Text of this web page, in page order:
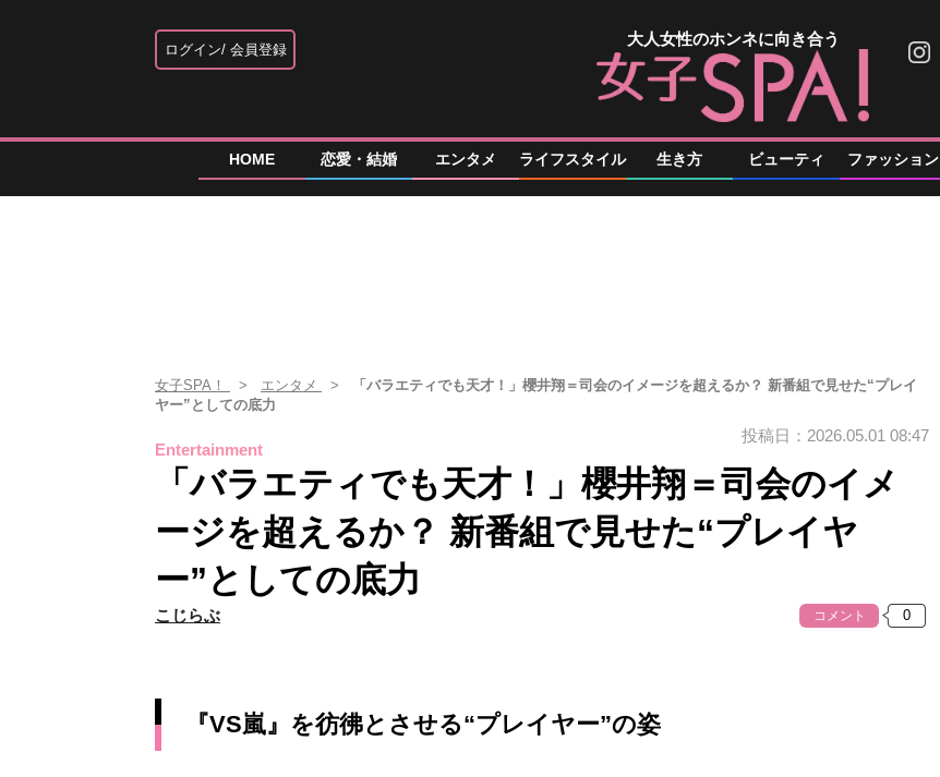
ログイン 会員登録
大人女性のホンネに向き合う
HOME 恋愛・結婚 エンタメ ライフスタイル 生き方 ビューティ ファッション
女子SPA！ エンタメ
「バラエティでも天才！」櫻井翔＝司会のイメージを超えるか？ 新番組で見せた“プレイ
ヤー”としての底力
Entertainment
投稿日：2026.05.01 08:47
「バラエティでも天才！」櫻井翔＝司会のイメ
ージを超えるか？ 新番組で見せた“プレイヤ
ー”としての底力
こじらぶ コメント
『VS嵐』を彷彿とさせる“プレイヤー”の姿